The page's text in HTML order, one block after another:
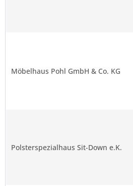
Möbelhaus Pohl GmbH & Co. KG
Polsterspezialhaus Sit-Down e.K.